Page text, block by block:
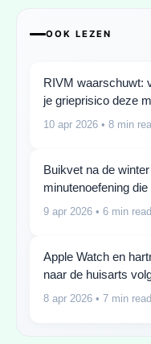
OOK LEZEN
RIVM waarschuwt:
je grieprisico deze
10 apr 2026 • 8 min
Buikvet na de
minutenoefening
9 apr 2026 • 6 min read
Apple Watch en
naar de huisarts
8 apr 2026 • 7 min read